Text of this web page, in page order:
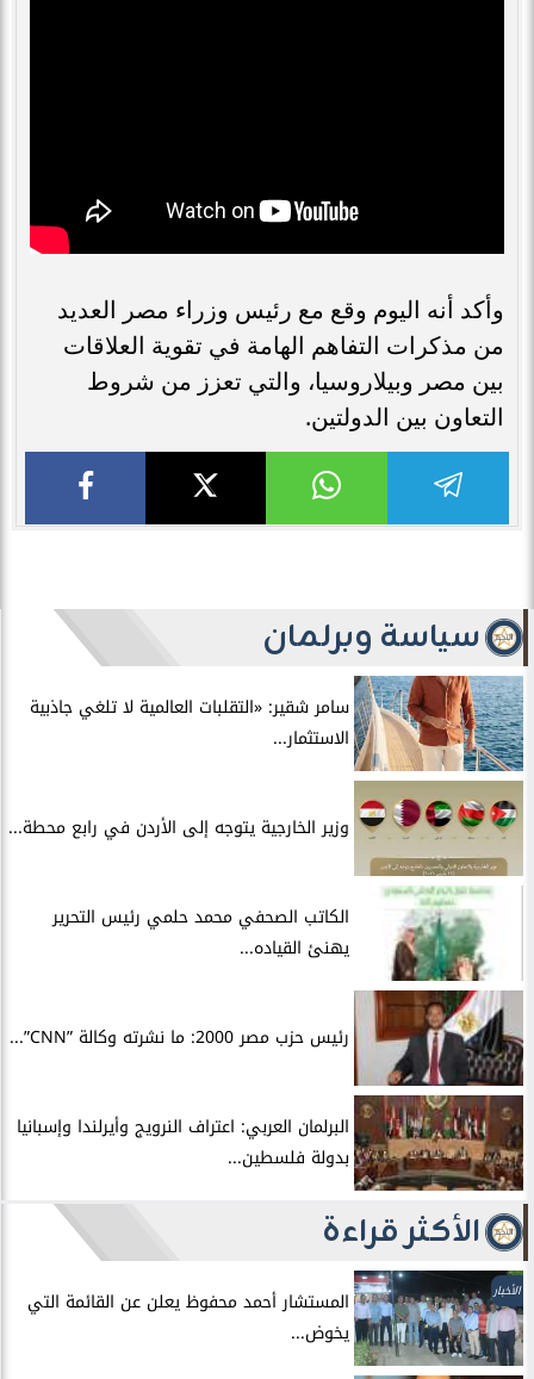
وأكد أنه اليوم وقع مع رئيس وزراء مصر العديد
من مذكرات التفاهم الهامة في تقوية العلاقات
بين مصر وبيلاروسيا، والتي تعزز من شروط
التعاون بين الدولتين.
سياسة وبرلمان
سامر شقير: «التقلبات العالمية لا تلغي جاذبية
الاستثمار...
وزير الخارجية يتوجه إلى الأردن في رابع محطة...
الكاتب الصحفي محمد حلمي رئيس التحرير
يهنئ القياده...
رئيس حزب مصر 2000: ما نشرته وكالة ”CNN”...
البرلمان العربي: اعتراف النرويج وأيرلندا وإسبانيا
بدولة فلسطين...
الأكثر قراءة
الأخبار
المستشار أحمد محفوظ يعلن عن القائمة التي
يخوض...